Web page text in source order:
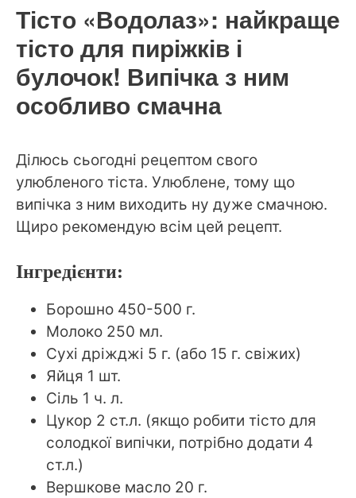
Тісто «Водолаз»: найкраще
тісто для пиріжків і
булочок! Випічка з ним
особливо смачна
Ділюсь сьогодні рецептом свого
улюбленого тіста. Улюблене, тому що
випічка з ним виходить ну дуже смачною.
Щиро рекомендую всім цей рецепт.
Інгредієнти:
Борошно 450-500 г.
Молоко 250 мл.
Сухі дріжджі 5 г. (або 15 г. свіжих)
Яйця 1 шт.
Сіль 1 ч. л.
Цукор 2 ст.л. (якщо робити тісто для
солодкої випічки, потрібно додати 4
ст.л.)
Вершкове масло 20 г.